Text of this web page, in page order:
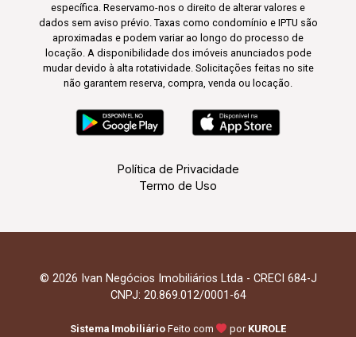
específica. Reservamo-nos o direito de alterar valores e
dados sem aviso prévio. Taxas como condomínio e IPTU são
aproximadas e podem variar ao longo do processo de
locação. A disponibilidade dos imóveis anunciados pode
mudar devido à alta rotatividade. Solicitações feitas no site
não garantem reserva, compra, venda ou locação.
Política de Privacidade
Termo de Uso
© 2026 Ivan Negócios Imobiliários Ltda - CRECI 684-J
CNPJ: 20.869.012/0001-64
Sistema Imobiliário Feito com por KUROLE